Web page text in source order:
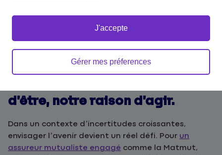
Accueil Groupe Matmut Raison d’être
d’être, notre raison d’agir.
Dans un contexte d’incertitudes croissantes,
envisager l’avenir devient un réel défi. Pour un
assureur mutualiste engagé comme la Matmut,
Gérer mes préferences
J'accepte